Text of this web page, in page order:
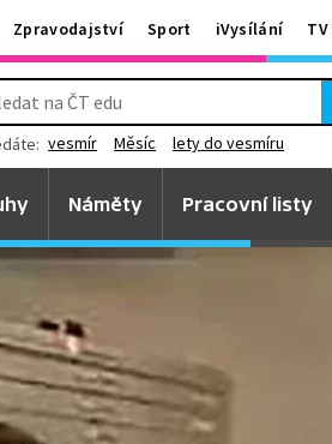
Zpravodajství Sport iVysílání
vesmír Měsíc lety do vesmíru
Náměty Pracovní listy